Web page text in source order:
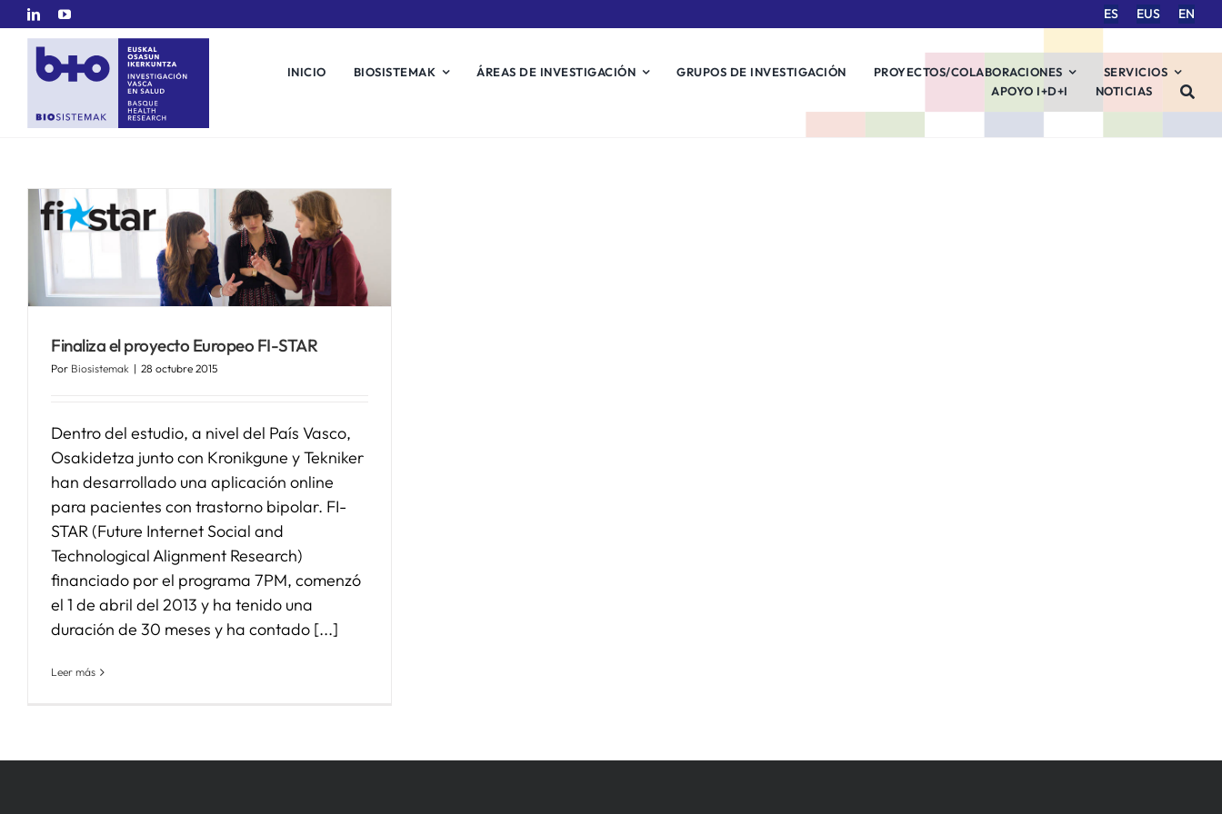
Saltar
contenido
ES EUS EN
INICIO BIOSISTEMAK ÁREAS DE INVESTIGACIÓN GRUPOS DE INVESTIGACIÓN PROYECTOS/COLABORACIONES
SERVICIOS
APOYO I+D+I
NOTICIAS
Finaliza el proyecto Europeo FI-STAR
Por Biosistemak | 28 octubre 2015
Dentro del estudio, a nivel del País Vasco,
Osakidetza junto con Kronikgune y Tekniker
han desarrollado una aplicación online
para pacientes con trastorno bipolar. FI-
STAR (Future Internet Social and
Technological Alignment Research)
financiado por el programa 7PM, comenzó
el 1 de abril del 2013 y ha tenido una
duración de 30 meses y ha contado [...]
Leer más